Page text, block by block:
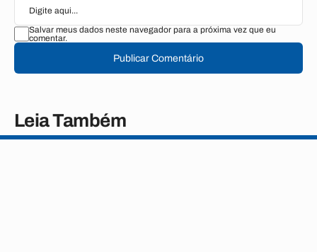
Salvar meus dados neste navegador para a próxima vez que eu
comentar.
Publicar Comentário
Leia Também